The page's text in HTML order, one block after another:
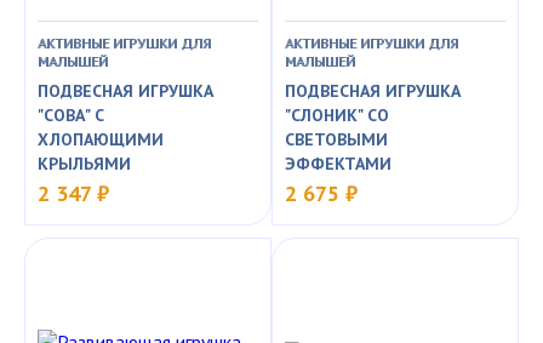
АКТИВНЫЕ ИГРУШКИ ДЛЯ
МАЛЫШЕЙ
ПОДВЕСНАЯ ИГРУШКА
"СОВА" С
ХЛОПАЮЩИМИ
КРЫЛЬЯМИ
2 347 ₽
АКТИВНЫЕ ИГРУШКИ ДЛЯ
МАЛЫШЕЙ
ПОДВЕСНАЯ ИГРУШКА
"СЛОНИК" СО
СВЕТОВЫМИ
ЭФФЕКТАМИ
2 675 ₽